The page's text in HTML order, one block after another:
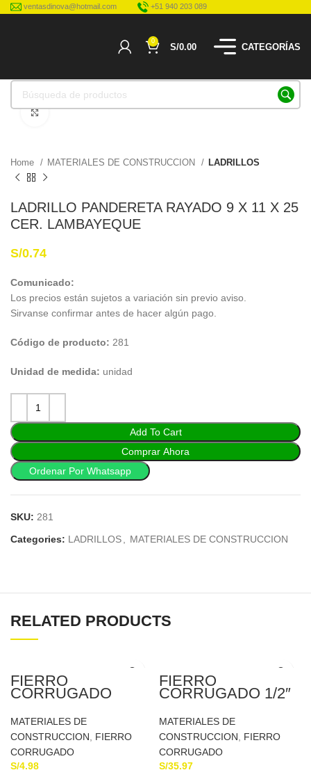
ventasdinova@hotmail.com +51 940 203 089
0
S/0.00 CATEGORÍAS
Haga Click para agrandar
Home MATERIALES DE CONSTRUCCION LADRILLOS
LADRILLO PANDERETA RAYADO 9 X 11 X 25
CER. LAMBAYEQUE
S/0.74
Comunicado:
Los precios están sujetos a variación sin previo aviso.
Sirvanse confirmar antes de hacer algún pago.
Código de producto: 281
Unidad de medida: unidad
Add To Cart
Comprar Ahora
Ordenar Por Whatsapp
SKU: 281
Categories: LADRILLOS MATERIALES DE CONSTRUCCION
RELATED PRODUCTS
FIERRO
CORRUGADO
MATERIALES DE
CONSTRUCCION
FIERRO
CORRUGADO
S/4.98
FIERRO
CORRUGADO 1/2″
MATERIALES DE
CONSTRUCCION
FIERRO
CORRUGADO
S/35.97